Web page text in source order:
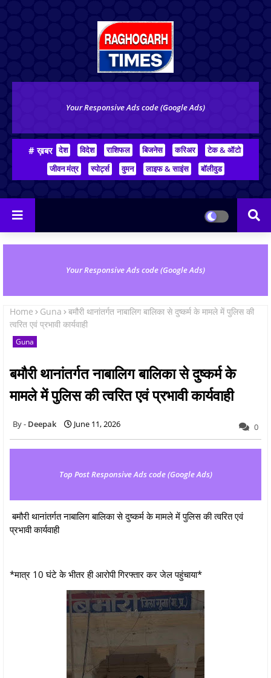
Your Responsive Ads code (Google Ads)
# ख़बर देश विदेश राशिफल बिजनेस करिअर
टेक & ऑटो
जीवन मंत्र
स्पोर्ट्स वुमन लाइफ & साइंस बॉलीवुड
Your Responsive Ads code (Google Ads)
Home Guna
बमौरी थानांतर्गत नाबालिग बालिका से दुष्‍कर्म के मामले में पुलिस की
त्वरित एवं प्रभावी कार्यवाही
Guna
बमौरी थानांतर्गत नाबालिग बालिका से दुष्‍कर्म के
मामले में पुलिस की त्वरित एवं प्रभावी कार्यवाही
Deepak June 11, 2026 0
Top Post Responsive Ads code (Google Ads)
बमौरी थानांतर्गत नाबालिग बालिका से दुष्‍कर्म के मामले में पुलिस की त्वरित एवं
प्रभावी कार्यवाही
*मात्र 10 घंटे के भीतर ही आरोपी गिरफ्तार कर जेल पहुंचाया*